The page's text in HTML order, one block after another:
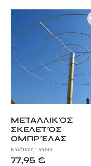
ΜΕΤΑΛΛΙΚΌΣ
ΣΚΕΛΕΤΌΣ
ΟΜΠΡΈΛΑΣ
Κωδικός:99188
77,95€